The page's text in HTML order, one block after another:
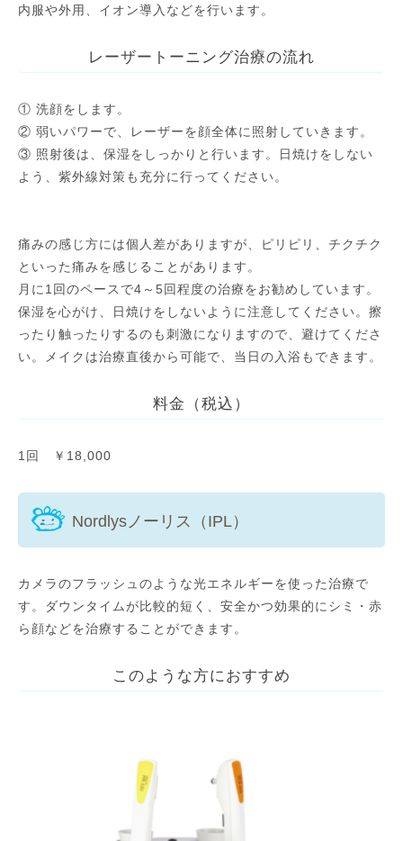
内服や外用、イオン導入などを行います。
レーザートーニング治療の流れ
① 洗顔をします。
② 弱いパワーで、レーザーを顔全体に照射していきます。
③ 照射後は、保湿をしっかりと行います。日焼けをしない
よう、紫外線対策も充分に行ってください。
痛みの感じ方には個人差がありますが、ピリピリ、チクチク
といった痛みを感じることがあります。
月に1回のペースで4～5回程度の治療をお勧めしています。
保湿を心がけ、日焼けをしないように注意してください。擦
ったり触ったりするのも刺激になりますので、避けてくださ
い。メイクは治療直後から可能で、当日の入浴もできます。
料金（税込）
1回 ￥18,000
Nordlysノーリス（IPL）
カメラのフラッシュのような光エネルギーを使った治療で
す。ダウンタイムが比較的短く、安全かつ効果的にシミ・赤
ら顔などを治療することができます。
このような方におすすめ